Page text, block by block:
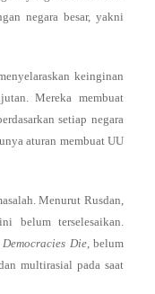
negara besar, yakni
keinginan
Mereka membuat
setiap negara
aturan membuat UU
Menurut Rusdan,
belum terselesaikan.
Democracies Die, belum
multirasial pada saat